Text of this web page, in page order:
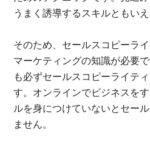
うまく誘導するスキルともいえ
そのため、セールスコピーラ
マーケティングの知識が必要
も必ずセールスコピーライテ
す。オンラインでビジネスを
ルを身につけていないとセー
ません。